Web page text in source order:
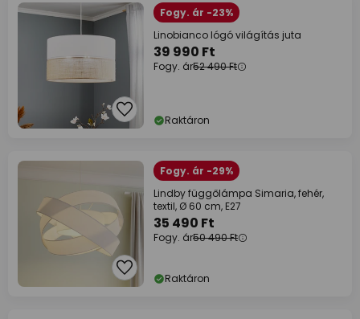
Fogy. ár -23%
Linobianco lógó világítás juta
39 990 Ft
Fogy. ár52 490 Ft
Raktáron
Fogy. ár -29%
Lindby függőlámpa Simaria, fehér,
textil, Ø 60 cm, E27
35 490 Ft
Fogy. ár50 490 Ft
Raktáron